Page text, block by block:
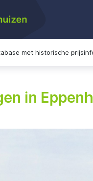
met historische
in